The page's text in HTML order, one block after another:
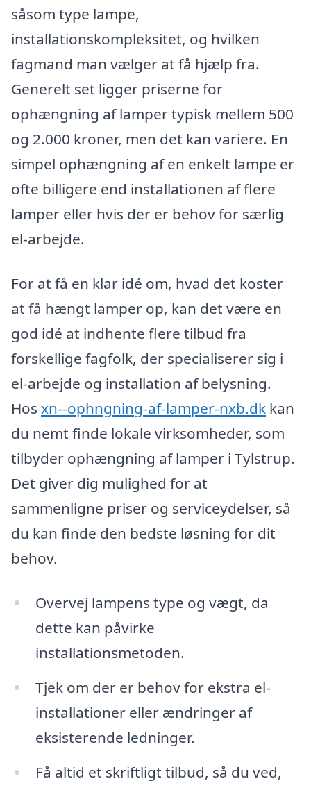
såsom type lampe,
installationskompleksitet, og hvilken
fagmand man vælger at få hjælp fra.
Generelt set ligger priserne for
ophængning af lamper typisk mellem 500
og 2.000 kroner, men det kan variere. En
simpel ophængning af en enkelt lampe er
ofte billigere end installationen af flere
lamper eller hvis der er behov for særlig
el-arbejde.
For at få en klar idé om, hvad det koster
at få hængt lamper op, kan det være en
god idé at indhente flere tilbud fra
forskellige fagfolk, der specialiserer sig i
el-arbejde og installation af belysning.
Hos xn--ophngning-af-lamper-nxb.dk kan
du nemt finde lokale virksomheder, som
tilbyder ophængning af lamper i Tylstrup.
Det giver dig mulighed for at
sammenligne priser og serviceydelser, så
du kan finde den bedste løsning for dit
behov.
Overvej lampens type og vægt, da
dette kan påvirke
installationsmetoden.
Tjek om der er behov for ekstra el-
installationer eller ændringer af
eksisterende ledninger.
Få altid et skriftligt tilbud, så du ved,